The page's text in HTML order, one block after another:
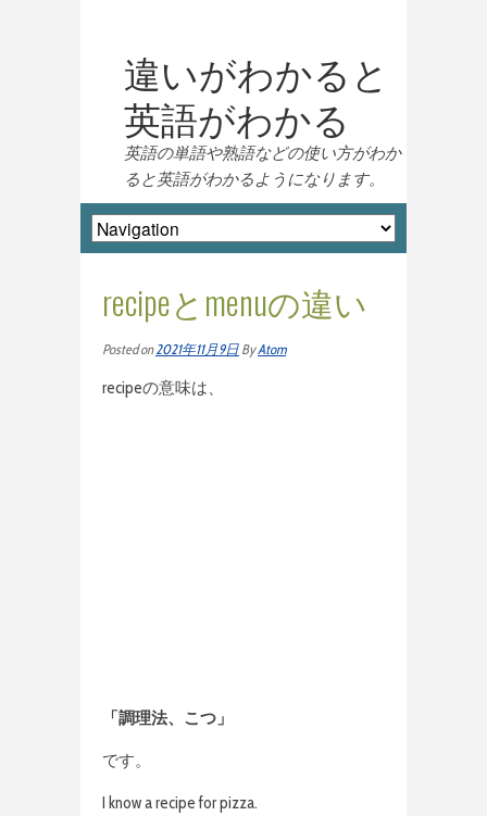
違いがわかると
英語がわかる
英語の単語や熟語などの使い方がわか
ると英語がわかるようになります。
recipeとmenuの違い
Posted on2021年11月9日 ByAtom
recipeの意味は、
「調理法、こつ」
です。
I know a recipe for pizza.